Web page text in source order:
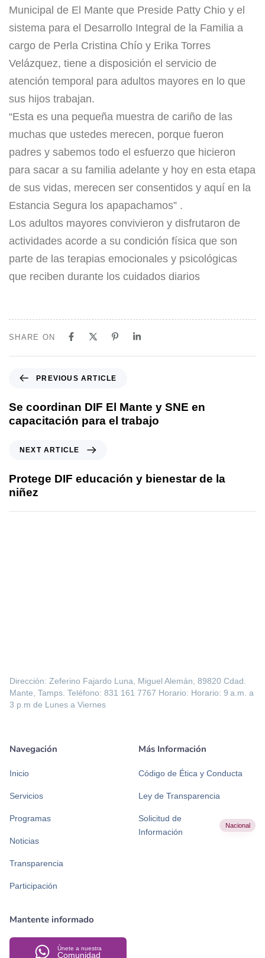
Municipal de El Mante que Preside Patty Chio y el
sistema para el Desarrollo Integral de la Familia a
cargo de Perla Cristina Chío y Erika Torres
Velázquez, tiene a disposición el servicio de
atención temporal para adultos mayores en lo que
sus hijos trabajan.
“Esta es una pequeña muestra de cariño de las
muchas que ustedes merecen, porque fueron
padres y sabemos todo el esfuerzo que hicieron
para sacar a su familia adelante y hoy en esta etapa
de sus vidas, merecen ser consentidos y aquí en la
Estancia Segura los apapachamos” .
Los adultos mayores convivieron y disfrutaron de
actividades acorde a su condición física que son
parte de las terapias emocionales y psicológicas
que reciben durante los cuidados diarios
SHARE ON
PREVIOUS ARTICLE
Se coordinan DIF El Mante y SNE en
capacitación para el trabajo
NEXT ARTICLE
Protege DIF educación y bienestar de la
niñez
Dirección: Zeferino Fajardo Luna, Miguel Alemán, 89820 Cdad.
Mante, Tamps. Teléfono: 831 161 7767 Horario: Horario: 9 a.m. a
3 p.m de Lunes a Viernes
Navegación
Inicio
Servicios
Programas
Noticias
Transparencia
Participación
Más Información
Código de Ética y Conducta
Ley de Transparencia
Solicitud de
Información
Nacional
Mantente informado
Únete a nuestra
Comunidad